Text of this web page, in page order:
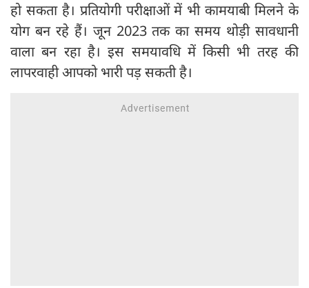
हो सकता है। प्रतियोगी परीक्षाओं में भी कामयाबी मिलने के
योग बन रहे हैं। जून 2023 तक का समय थोड़ी सावधानी
वाला बन रहा है। इस समयावधि में किसी भी तरह की
लापरवाही आपको भारी पड़ सकती है।